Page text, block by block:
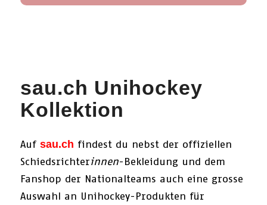
sau.ch Unihockey
Kollektion
Auf sau.ch findest du nebst der offiziellen
Schiedsrichterinnen-Bekleidung und dem
Fanshop der Nationalteams auch eine grosse
Auswahl an Unihockey-Produkten für